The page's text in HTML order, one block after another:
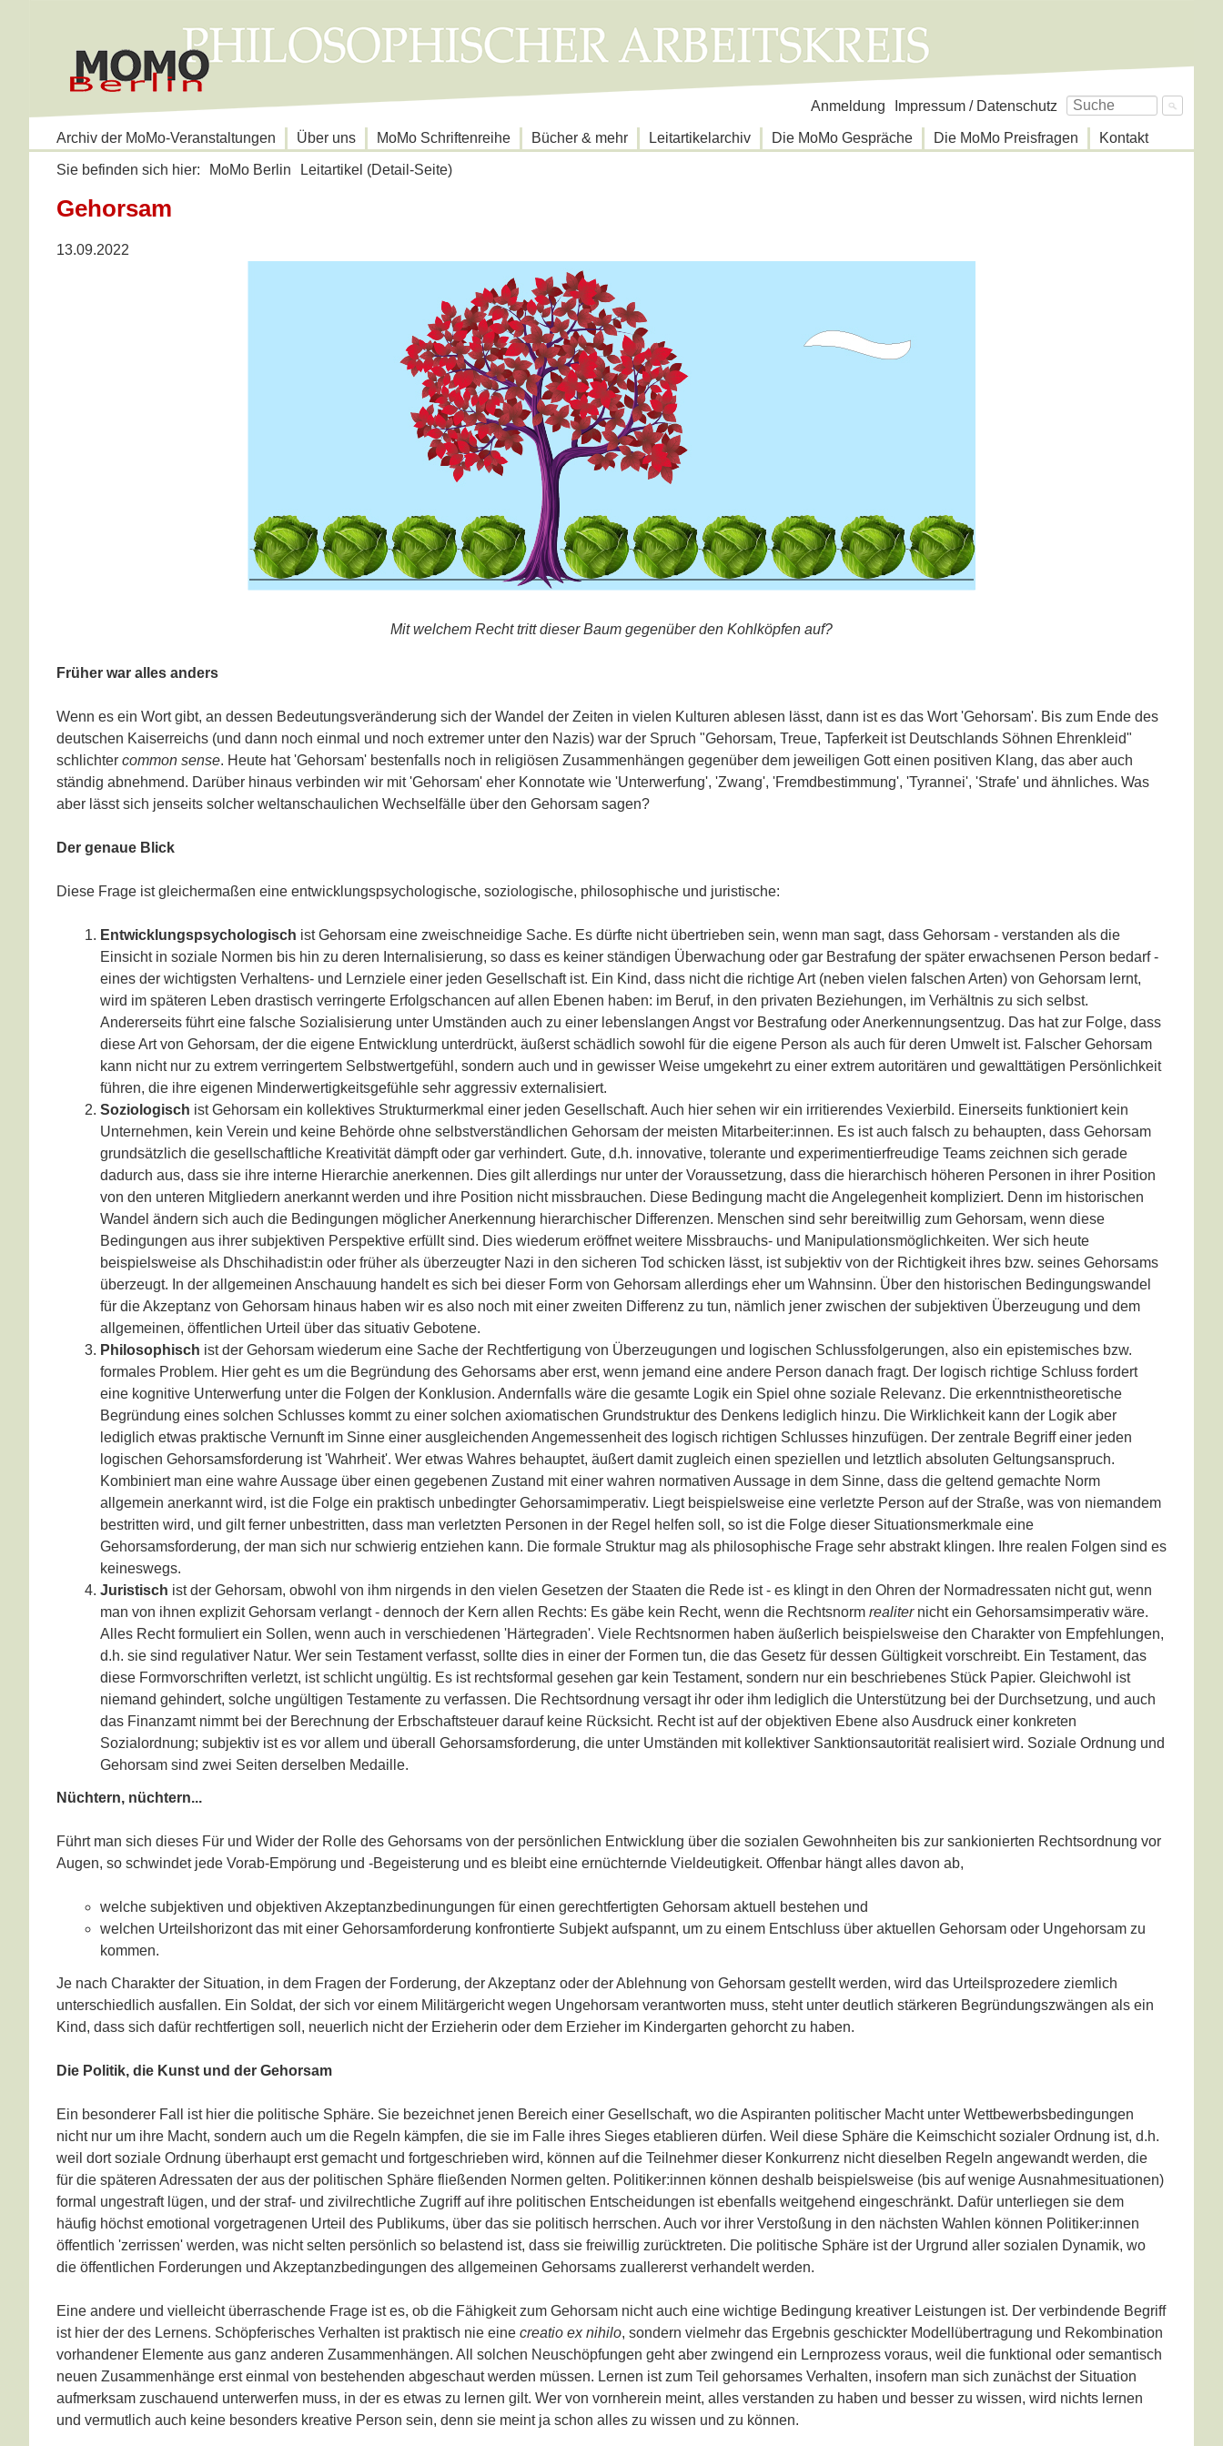
Navigation
Anmeldung
Impressum / Datenschutz
Navigation
Archiv der MoMo-Veranstaltungen Über uns MoMo Schriftenreihe Bücher & mehr Leitartikelarchiv Die MoMo Gespräche Die MoMo Preisfragen Kontakt
Sie befinden sich hier: MoMo Berlin Leitartikel (Detail-Seite)
Gehorsam
13.09.2022
Mit welchem Recht tritt dieser Baum gegenüber den Kohlköpfen auf?
Früher war alles anders
Wenn es ein Wort gibt, an dessen Bedeutungsveränderung sich der Wandel der Zeiten in vielen Kulturen ablesen lässt, dann ist es das Wort 'Gehorsam'. Bis zum Ende des
deutschen Kaiserreichs (und dann noch einmal und noch extremer unter den Nazis) war der Spruch "Gehorsam, Treue, Tapferkeit ist Deutschlands Söhnen Ehrenkleid"
schlichter common sense. Heute hat 'Gehorsam' bestenfalls noch in religiösen Zusammenhängen gegenüber dem jeweiligen Gott einen positiven Klang, das aber auch
ständig abnehmend. Darüber hinaus verbinden wir mit 'Gehorsam' eher Konnotate wie 'Unterwerfung', 'Zwang', 'Fremdbestimmung', 'Tyrannei', 'Strafe' und ähnliches. Was
aber lässt sich jenseits solcher weltanschaulichen Wechselfälle über den Gehorsam sagen?
Der genaue Blick
Diese Frage ist gleichermaßen eine entwicklungspsychologische, soziologische, philosophische und juristische:
Entwicklungspsychologisch ist Gehorsam eine zweischneidige Sache. Es dürfte nicht übertrieben sein, wenn man sagt, dass Gehorsam - verstanden als die
Einsicht in soziale Normen bis hin zu deren Internalisierung, so dass es keiner ständigen Überwachung oder gar Bestrafung der später erwachsenen Person bedarf -
eines der wichtigsten Verhaltens- und Lernziele einer jeden Gesellschaft ist. Ein Kind, dass nicht die richtige Art (neben vielen falschen Arten) von Gehorsam lernt,
wird im späteren Leben drastisch verringerte Erfolgschancen auf allen Ebenen haben: im Beruf, in den privaten Beziehungen, im Verhältnis zu sich selbst.
Andererseits führt eine falsche Sozialisierung unter Umständen auch zu einer lebenslangen Angst vor Bestrafung oder Anerkennungsentzug. Das hat zur Folge, dass
diese Art von Gehorsam, der die eigene Entwicklung unterdrückt, äußerst schädlich sowohl für die eigene Person als auch für deren Umwelt ist. Falscher Gehorsam
kann nicht nur zu extrem verringertem Selbstwertgefühl, sondern auch und in gewisser Weise umgekehrt zu einer extrem autoritären und gewalttätigen Persönlichkeit
führen, die ihre eigenen Minderwertigkeitsgefühle sehr aggressiv externalisiert.
Soziologisch ist Gehorsam ein kollektives Strukturmerkmal einer jeden Gesellschaft. Auch hier sehen wir ein irritierendes Vexierbild. Einerseits funktioniert kein
Unternehmen, kein Verein und keine Behörde ohne selbstverständlichen Gehorsam der meisten Mitarbeiter:innen. Es ist auch falsch zu behaupten, dass Gehorsam
grundsätzlich die gesellschaftliche Kreativität dämpft oder gar verhindert. Gute, d.h. innovative, tolerante und experimentierfreudige Teams zeichnen sich gerade
dadurch aus, dass sie ihre interne Hierarchie anerkennen. Dies gilt allerdings nur unter der Voraussetzung, dass die hierarchisch höheren Personen in ihrer Position
von den unteren Mitgliedern anerkannt werden und ihre Position nicht missbrauchen. Diese Bedingung macht die Angelegenheit kompliziert. Denn im historischen
Wandel ändern sich auch die Bedingungen möglicher Anerkennung hierarchischer Differenzen. Menschen sind sehr bereitwillig zum Gehorsam, wenn diese
Bedingungen aus ihrer subjektiven Perspektive erfüllt sind. Dies wiederum eröffnet weitere Missbrauchs- und Manipulationsmöglichkeiten. Wer sich heute
beispielsweise als Dhschihadist:in oder früher als überzeugter Nazi in den sicheren Tod schicken lässt, ist subjektiv von der Richtigkeit ihres bzw. seines Gehorsams
überzeugt. In der allgemeinen Anschauung handelt es sich bei dieser Form von Gehorsam allerdings eher um Wahnsinn. Über den historischen Bedingungswandel
für die Akzeptanz von Gehorsam hinaus haben wir es also noch mit einer zweiten Differenz zu tun, nämlich jener zwischen der subjektiven Überzeugung und dem
allgemeinen, öffentlichen Urteil über das situativ Gebotene.
Philosophisch ist der Gehorsam wiederum eine Sache der Rechtfertigung von Überzeugungen und logischen Schlussfolgerungen, also ein epistemisches bzw.
formales Problem. Hier geht es um die Begründung des Gehorsams aber erst, wenn jemand eine andere Person danach fragt. Der logisch richtige Schluss fordert
eine kognitive Unterwerfung unter die Folgen der Konklusion. Andernfalls wäre die gesamte Logik ein Spiel ohne soziale Relevanz. Die erkenntnistheoretische
Begründung eines solchen Schlusses kommt zu einer solchen axiomatischen Grundstruktur des Denkens lediglich hinzu. Die Wirklichkeit kann der Logik aber
lediglich etwas praktische Vernunft im Sinne einer ausgleichenden Angemessenheit des logisch richtigen Schlusses hinzufügen. Der zentrale Begriff einer jeden
logischen Gehorsamsforderung ist 'Wahrheit'. Wer etwas Wahres behauptet, äußert damit zugleich einen speziellen und letztlich absoluten Geltungsanspruch.
Kombiniert man eine wahre Aussage über einen gegebenen Zustand mit einer wahren normativen Aussage in dem Sinne, dass die geltend gemachte Norm
allgemein anerkannt wird, ist die Folge ein praktisch unbedingter Gehorsamimperativ. Liegt beispielsweise eine verletzte Person auf der Straße, was von niemandem
bestritten wird, und gilt ferner unbestritten, dass man verletzten Personen in der Regel helfen soll, so ist die Folge dieser Situationsmerkmale eine
Gehorsamsforderung, der man sich nur schwierig entziehen kann. Die formale Struktur mag als philosophische Frage sehr abstrakt klingen. Ihre realen Folgen sind es
keineswegs.
Juristisch ist der Gehorsam, obwohl von ihm nirgends in den vielen Gesetzen der Staaten die Rede ist - es klingt in den Ohren der Normadressaten nicht gut, wenn
man von ihnen explizit Gehorsam verlangt - dennoch der Kern allen Rechts: Es gäbe kein Recht, wenn die Rechtsnorm realiternicht ein Gehorsamsimperativ wäre.
Alles Recht formuliert ein Sollen, wenn auch in verschiedenen 'Härtegraden'. Viele Rechtsnormen haben äußerlich beispielsweise den Charakter von Empfehlungen,
d.h. sie sind regulativer Natur. Wer sein Testament verfasst, sollte dies in einer der Formen tun, die das Gesetz für dessen Gültigkeit vorschreibt. Ein Testament, das
diese Formvorschriften verletzt, ist schlicht ungültig. Es ist rechtsformal gesehen gar kein Testament, sondern nur ein beschriebenes Stück Papier. Gleichwohl ist
niemand gehindert, solche ungültigen Testamente zu verfassen. Die Rechtsordnung versagt ihr oder ihm lediglich die Unterstützung bei der Durchsetzung, und auch
das Finanzamt nimmt bei der Berechnung der Erbschaftsteuer darauf keine Rücksicht. Recht ist auf der objektiven Ebene also Ausdruck einer konkreten
Sozialordnung; subjektiv ist es vor allem und überall Gehorsamsforderung, die unter Umständen mit kollektiver Sanktionsautorität realisiert wird. Soziale Ordnung und
Gehorsam sind zwei Seiten derselben Medaille.
Nüchtern, nüchtern...
Führt man sich dieses Für und Wider der Rolle des Gehorsams von der persönlichen Entwicklung über die sozialen Gewohnheiten bis zur sankionierten Rechtsordnung vor
Augen, so schwindet jede Vorab-Empörung und -Begeisterung und es bleibt eine ernüchternde Vieldeutigkeit. Offenbar hängt alles davon ab,
welche subjektiven und objektiven Akzeptanzbedinungungen für einen gerechtfertigten Gehorsam aktuell bestehen und
welchen Urteilshorizont das mit einer Gehorsamforderung konfrontierte Subjekt aufspannt, um zu einem Entschluss über aktuellen Gehorsam oder Ungehorsam zu
kommen.
Je nach Charakter der Situation, in dem Fragen der Forderung, der Akzeptanz oder der Ablehnung von Gehorsam gestellt werden, wird das Urteilsprozedere ziemlich
unterschiedlich ausfallen. Ein Soldat, der sich vor einem Militärgericht wegen Ungehorsam verantworten muss, steht unter deutlich stärkeren Begründungszwängen als ein
Kind, dass sich dafür rechtfertigen soll, neuerlich nicht der Erzieherin oder dem Erzieher im Kindergarten gehorcht zu haben.
Die Politik, die Kunst und der Gehorsam
Ein besonderer Fall ist hier die politische Sphäre. Sie bezeichnet jenen Bereich einer Gesellschaft, wo die Aspiranten politischer Macht unter Wettbewerbsbedingungen
nicht nur um ihre Macht, sondern auch um die Regeln kämpfen, die sie im Falle ihres Sieges etablieren dürfen. Weil diese Sphäre die Keimschicht sozialer Ordnung ist, d.h.
weil dort soziale Ordnung überhaupt erst gemacht und fortgeschrieben wird, können auf die Teilnehmer dieser Konkurrenz nicht dieselben Regeln angewandt werden, die
für die späteren Adressaten der aus der politischen Sphäre fließenden Normen gelten. Politiker:innen können deshalb beispielsweise (bis auf wenige Ausnahmesituationen)
formal ungestraft lügen, und der straf- und zivilrechtliche Zugriff auf ihre politischen Entscheidungen ist ebenfalls weitgehend eingeschränkt. Dafür unterliegen sie dem
häufig höchst emotional vorgetragenen Urteil des Publikums, über das sie politisch herrschen. Auch vor ihrer Verstoßung in den nächsten Wahlen können Politiker:innen
öffentlich 'zerrissen' werden, was nicht selten persönlich so belastend ist, dass sie freiwillig zurücktreten. Die politische Sphäre ist der Urgrund aller sozialen Dynamik, wo
die öffentlichen Forderungen und Akzeptanzbedingungen des allgemeinen Gehorsams zuallererst verhandelt werden.
Eine andere und vielleicht überraschende Frage ist es, ob die Fähigkeit zum Gehorsam nicht auch eine wichtige Bedingung kreativer Leistungen ist. Der verbindende Begriff
ist hier der des Lernens. Schöpferisches Verhalten ist praktisch nie eine creatio ex nihilo, sondern vielmehr das Ergebnis geschickter Modellübertragung und Rekombination
vorhandener Elemente aus ganz anderen Zusammenhängen. All solchen Neuschöpfungen geht aber zwingend ein Lernprozess voraus, weil die funktional oder semantisch
neuen Zusammenhänge erst einmal von bestehenden abgeschaut werden müssen. Lernen ist zum Teil gehorsames Verhalten, insofern man sich zunächst der Situation
aufmerksam zuschauend unterwerfen muss, in der es etwas zu lernen gilt. Wer von vornherein meint, alles verstanden zu haben und besser zu wissen, wird nichts lernen
und vermutlich auch keine besonders kreative Person sein, denn sie meint ja schon alles zu wissen und zu können.